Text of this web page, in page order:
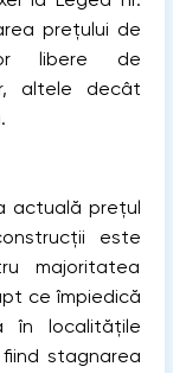
prețului de
libere de
altele decât
actuală prețul
este
majoritatea
ce împiedică
în localitățile
stagnarea